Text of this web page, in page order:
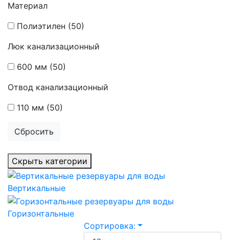
Материал
Полиэтилен (50)
Люк канализационный
600 мм (50)
Отвод канализационный
110 мм (50)
Сбросить
Скрыть категории
Вертикальные
Горизонтальные
Сортировка: